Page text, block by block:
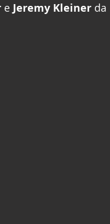
e Jeremy Kleiner da